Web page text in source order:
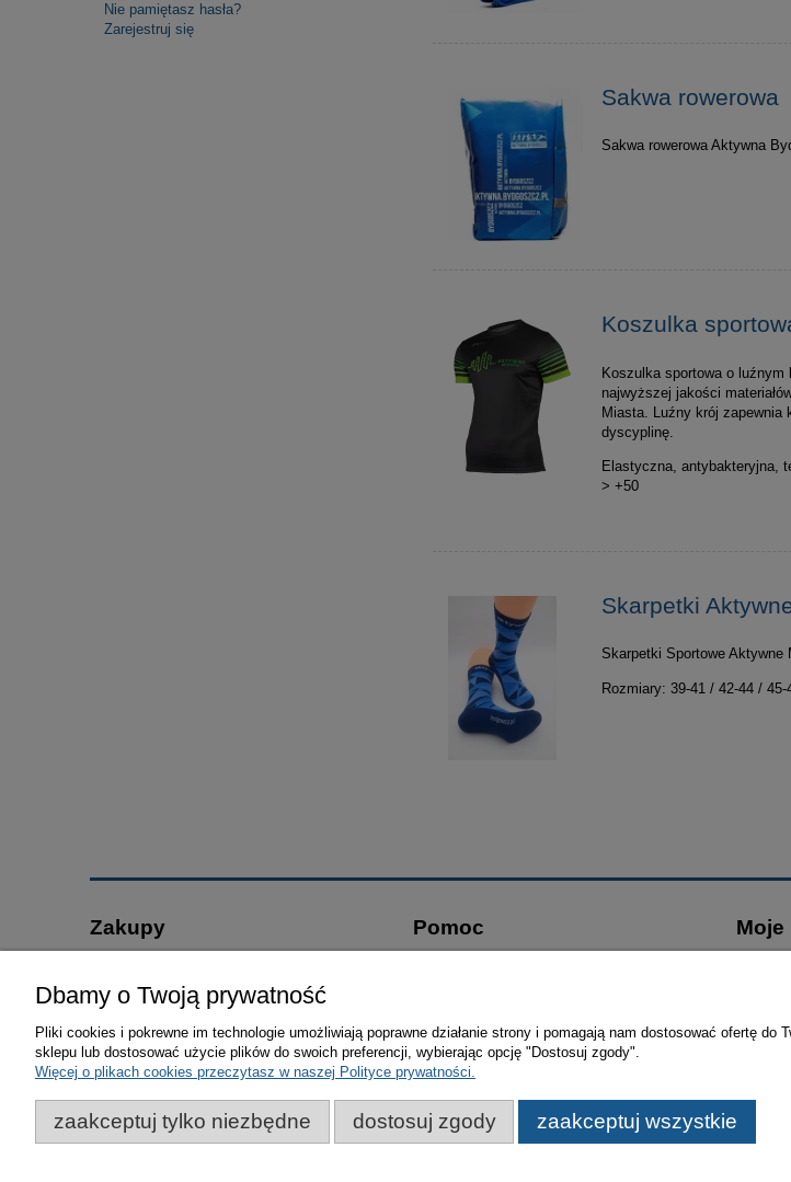
Nie pamiętasz hasła?
Zarejestruj się
Sakwa rowerowa
Sakwa rowerowa Aktywna
Koszulka
Koszulka sportowa o
najwyższej jakości
Miasta. Luźny krój zapewnia
dyscyplinę.
Elastyczna, antybakteryjna,
> +50
Skarpetki
Skarpetki Sportowe
Rozmiary: 39-41 / 42-44 / 45-
Zakupy
Regulamin promocji
Formy płatności
Koszt dostawy
Reklamacje i zwroty
Pomoc
Regulamin zakupów
Częste pytania
Moje
© Miasto Bydgoszcz | Bydgoskie
Dbamy o Twoją prywatność
Pliki cookies i pokrewne im technologie umożliwiają poprawne działanie strony i pomagają nam dostosować ofertę
sklepu lub dostosować użycie plików do swoich preferencji, wybierając opcję "Dostosuj zgody".
Więcej o plikach cookies przeczytasz w naszej Polityce prywatności.
zaakceptuj tylko niezbędne dostosuj zgody zaakceptuj wszystkie